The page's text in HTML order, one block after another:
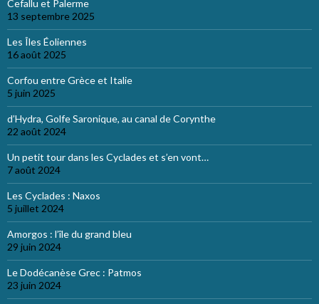
Cefallu et Palerme
13 septembre 2025
Les Îles Éoliennes
16 août 2025
Corfou entre Grèce et Italie
5 juin 2025
d’Hydra, Golfe Saronique, au canal de Corynthe
22 août 2024
Un petit tour dans les Cyclades et s’en vont…
7 août 2024
Les Cyclades : Naxos
5 juillet 2024
Amorgos : l’île du grand bleu
29 juin 2024
Le Dodécanèse Grec : Patmos
23 juin 2024